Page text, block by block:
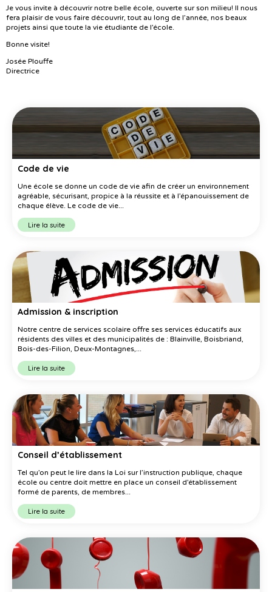
Je vous invite à découvrir notre belle école, ouverte sur son milieu! Il nous
fera plaisir de vous faire découvrir, tout au long de l’année, nos beaux
projets ainsi que toute la vie étudiante de l’école.
Bonne visite!
Josée Plouffe
Directrice
Code de vie
Une école se donne un code de vie afin de créer un environnement
agréable, sécurisant, propice à la réussite et à l’épanouissement de
chaque élève. Le code de vie...
Lire la suite
Admission & inscription
Notre centre de services scolaire offre ses services éducatifs aux
résidents des villes et des municipalités de : Blainville, Boisbriand,
Bois-des-Filion, Deux-Montagnes,...
Lire la suite
Conseil d’établissement
Tel qu’on peut le lire dans la Loi sur l’instruction publique, chaque
école ou centre doit mettre en place un conseil d’établissement
formé de parents, de membres...
Lire la suite